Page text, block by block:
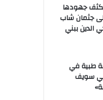
تكثف جهودها
جثمان شاب
ببني
خدمة طبية في
سويف